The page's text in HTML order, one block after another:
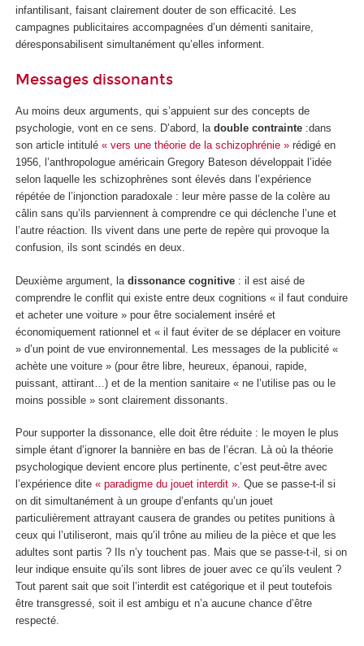
infantilisant, faisant clairement douter de son efficacité. Les
campagnes publicitaires accompagnées d’un démenti sanitaire,
déresponsabilisent simultanément qu’elles informent.
Messages dissonants
Au moins deux arguments, qui s’appuient sur des concepts de
psychologie, vont en ce sens. D’abord, la double contrainte :dans
son article intitulé « vers une théorie de la schizophrénie » rédigé en
1956, l’anthropologue américain Gregory Bateson développait l’idée
selon laquelle les schizophrènes sont élevés dans l’expérience
répétée de l’injonction paradoxale : leur mère passe de la colère au
câlin sans qu’ils parviennent à comprendre ce qui déclenche l’une et
l’autre réaction. Ils vivent dans une perte de repère qui provoque la
confusion, ils sont scindés en deux.
Deuxième argument, la dissonance cognitive : il est aisé de
comprendre le conflit qui existe entre deux cognitions « il faut conduire
et acheter une voiture » pour être socialement inséré et
économiquement rationnel et « il faut éviter de se déplacer en voiture
» d’un point de vue environnemental. Les messages de la publicité «
achète une voiture » (pour être libre, heureux, épanoui, rapide,
puissant, attirant…) et de la mention sanitaire « ne l’utilise pas ou le
moins possible » sont clairement dissonants.
Pour supporter la dissonance, elle doit être réduite : le moyen le plus
simple étant d’ignorer la bannière en bas de l’écran. Là où la théorie
psychologique devient encore plus pertinente, c’est peut-être avec
l’expérience dite « paradigme du jouet interdit ». Que se passe-t-il si
on dit simultanément à un groupe d’enfants qu’un jouet
particulièrement attrayant causera de grandes ou petites punitions à
ceux qui l’utiliseront, mais qu’il trône au milieu de la pièce et que les
adultes sont partis ? Ils n’y touchent pas. Mais que se passe-t-il, si on
leur indique ensuite qu’ils sont libres de jouer avec ce qu’ils veulent ?
Tout parent sait que soit l’interdit est catégorique et il peut toutefois
être transgressé, soit il est ambigu et n’a aucune chance d’être
respecté.